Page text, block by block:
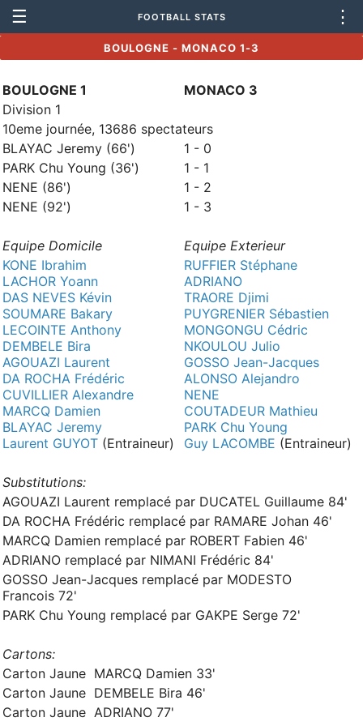
☰ FOOTBALL STATS ⋮
BOULOGNE - MONACO 1-3
BOULOGNE 1
MONACO 3
Division 1
10eme journée, 13686 spectateurs
BLAYAC Jeremy (66')
1 - 0
PARK Chu Young (36')
1 - 1
NENE (86')
1 - 2
NENE (92')
1 - 3
Equipe Domicile
Equipe Exterieur
KONE Ibrahim
LACHOR Yoann
DAS NEVES Kévin
SOUMARE Bakary
LECOINTE Anthony
DEMBELE Bira
AGOUAZI Laurent
DA ROCHA Frédéric
CUVILLIER Alexandre
MARCQ Damien
BLAYAC Jeremy
Laurent GUYOT (Entraineur)
RUFFIER Stéphane
ADRIANO
TRAORE Djimi
PUYGRENIER Sébastien
MONGONGU Cédric
NKOULOU Julio
GOSSO Jean-Jacques
ALONSO Alejandro
NENE
COUTADEUR Mathieu
PARK Chu Young
Guy LACOMBE (Entraineur)
Substitutions:
AGOUAZI Laurent remplacé par DUCATEL Guillaume 84'
DA ROCHA Frédéric remplacé par RAMARE Johan 46'
MARCQ Damien remplacé par ROBERT Fabien 46'
ADRIANO remplacé par NIMANI Frédéric 84'
GOSSO Jean-Jacques remplacé par MODESTO
Francois 72'
PARK Chu Young remplacé par GAKPE Serge 72'
Cartons:
Carton Jaune MARCQ Damien 33'
Carton Jaune DEMBELE Bira 46'
Carton Jaune ADRIANO 77'